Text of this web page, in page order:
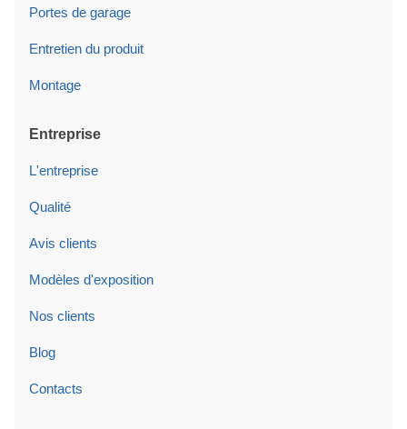
Portes de garage
Entretien du produit
Montage
Entreprise
L'entreprise
Qualité
Avis clients
Modèles d'exposition
Nos clients
Blog
Contacts